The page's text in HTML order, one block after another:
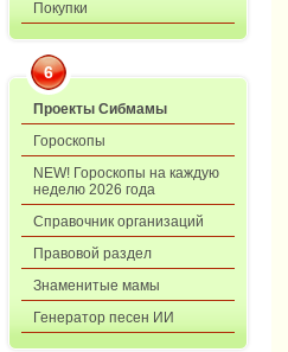
Покупки
6
Проекты Сибмамы
Гороскопы
NEW! Гороскопы на каждую
неделю 2026 года
Справочник организаций
Правовой раздел
Знаменитые мамы
Генератор песен ИИ